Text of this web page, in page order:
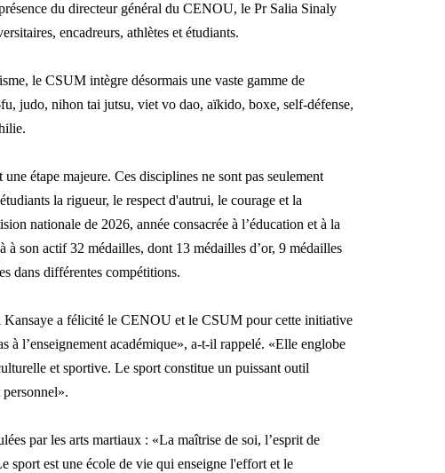
du directeur général du CENOU, le Pr Salia Sinaly
encadreurs, athlètes et étudiants.
le CSUM intègre désormais une vaste gamme de
judo, nihon tai jutsu, viet vo dao, aïkido, boxe, self-défense,
étape majeure. Ces disciplines ne sont pas seulement
la rigueur, le respect d'autrui, le courage et la
nationale de 2026, année consacrée à l’éducation et à la
son actif 32 médailles, dont 13 médailles d’or, 9 médailles
dans différentes compétitions.
a félicité le CENOU et le CSUM pour cette initiative
à l’enseignement académique», a-t-il rappelé. «Elle englobe
et sportive. Le sport constitue un puissant outil
personnel».
par les arts martiaux : «La maîtrise de soi, l’esprit de
sport est une école de vie qui enseigne l'effort et le